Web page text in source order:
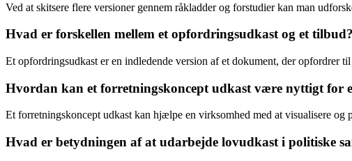
Ved at skitsere flere versioner gennem råkladder og forstudier kan man
Hvad er forskellen mellem et opfordringsudkast og et tilbud?
Et opfordringsudkast er en indledende version af et dokument, der opfordrer
Hvordan kan et forretningskoncept udkast være nyttigt for
Et forretningskoncept udkast kan hjælpe en virksomhed med at visualisere
Hvad er betydningen af at udarbejde lovudkast i politiske